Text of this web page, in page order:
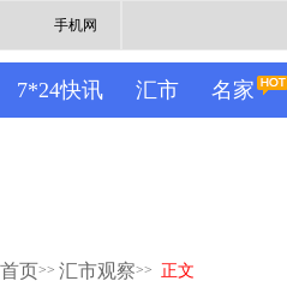
手机网
7*24快讯 汇市 名家
首页>> 汇市观察>> 正文